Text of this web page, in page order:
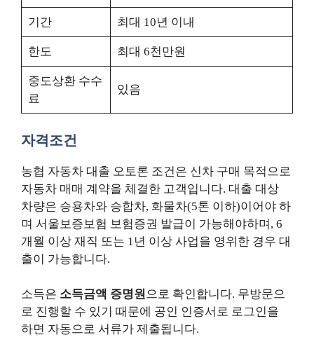
기간 최대 10년 이내
한도 최대 6천만원
중도상환 수수
료
있음
자격조건
농협 자동차 대출 오토론 조건은 신차 구매 목적으로
자동차 매매 계약을 체결한 고객입니다. 대출 대상
차량은 승용차와 승합차, 화물차(5톤 이하)이어야 하
며 서울보증보험 보험증권 발급이 가능해야하며, 6
개월 이상 재직 또는 1년 이상 사업을 영위한 경우 대
출이 가능합니다.
소득은 소득금액 증명원으로 확인합니다. 무방문으
로 진행할 수 있기 때문에 공인 인증서로 로그인을
하면 자동으로 서류가 제출됩니다.